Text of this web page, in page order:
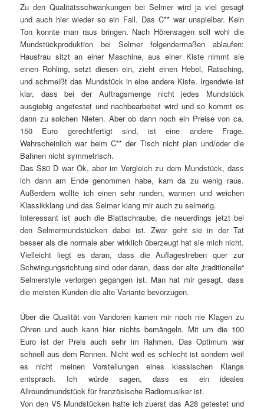
Zu den Qualitätsschwankungen bei Selmer wird ja viel gesagt
und auch hier wieder so ein Fall. Das C** war unspielbar. Kein
Ton konnte man raus bringen. Nach Hörensagen soll wohl die
Mundstückproduktion bei Selmer folgendermaßen ablaufen:
Hausfrau sitzt an einer Maschine, aus einer Kiste nimmt sie
einen Rohling, setzt diesen ein, zieht einen Hebel, Ratsching,
und schmeißt das Mundstück in eine andere Kiste. Irgendwie ist
klar, dass bei der Auftragsmenge nicht jedes Mundstück
ausgiebig angetestet und nachbearbeitet wird und so kommt es
dann zu solchen Nieten. Aber ob dann noch ein Preise von ca.
150 Euro gerechtfertigt sind, ist eine andere Frage.
Wahrscheinlich war beim C** der Tisch nicht plan und/oder die
Bahnen nicht symmetrisch.
Das S80 D war Ok, aber im Vergleich zu dem Mundstück, dass
ich dann am Ende genommen habe, kam da zu wenig raus.
Außerdem wollte ich einen sehr runden, warmen und weichen
Klassikklang und das Selmer klang mir auch zu selmerig.
Interessant ist auch die Blattschraube, die neuerdings jetzt bei
den Selmermundstücken dabei ist. Zwar geht sie in der Tat
besser als die normale aber wirklich überzeugt hat sie mich nicht.
Vielleicht liegt es daran, dass die Auflagestreben quer zur
Schwingungsrichtung sind oder daran, dass der alte „traditionelle“
Selmerstyle verlorgen gegangen ist. Man hat mir gesagt, dass
die meisten Kunden die alte Variante bevorzugen.
Über die Qualität von Vandoren kamen mir noch nie Klagen zu
Ohren und auch kann hier nichts bemängeln. Mit um die 100
Euro ist der Preis auch sehr im Rahmen. Das Optimum war
schnell aus dem Rennen. Nicht weil es schlecht ist sondern weil
es nicht meinen Vorstellungen eines klassischen Klangs
entsprach. Ich würde sagen, dass es ein ideales
Allroundmundstück für französische Radiomusiker ist.
Von den V5 Mundstücken hatte ich zuerst das A28 getestet und